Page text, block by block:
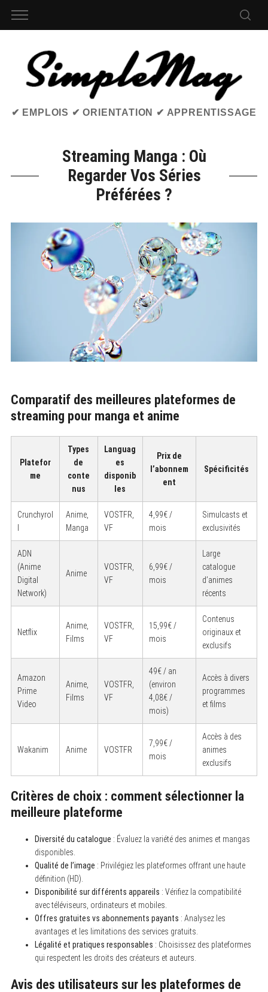
✔ EMPLOIS ✔ ORIENTATION ✔ APPRENTISSAGE
Streaming Manga : Où
Regarder Vos Séries
Préférées ?
Comparatif des meilleures plateformes de
streaming pour manga et anime
Platefor
me
Types
de
conte
nus
Languag
es
disponib
les
Prix de
l’abonnem
ent
Spécificités
Crunchyrol
Anime,
Manga
VOSTFR,
VF
4,99€ /
mois
Simulcasts et
exclusivités
ADN
(Anime
Digital
Network)
Anime
VOSTFR,
VF
6,99€ /
mois
Large
catalogue
d’animes
récents
Netflix
Anime,
Films
VOSTFR,
VF
15,99€ /
mois
Contenus
originaux et
exclusifs
Amazon
Prime
Video
Anime,
Films
VOSTFR,
VF
49€ / an
(environ
4,08€ /
mois)
Accès à divers
programmes
et films
Wakanim Anime VOSTFR
7,99€ /
mois
Accès à des
animes
exclusifs
Critères de choix : comment sélectionner la
meilleure plateforme
Diversité du catalogue : Évaluez la variété des animes et mangas
disponibles.
Qualité de l’image : Privilégiez les plateformes offrant une haute
définition (HD).
Disponibilité sur différents appareils : Vérifiez la compatibilité
avec téléviseurs, ordinateurs et mobiles.
Offres gratuites vs abonnements payants : Analysez les
avantages et les limitations des services gratuits.
Légalité et pratiques responsables : Choisissez des plateformes
qui respectent les droits des créateurs et auteurs.
Avis des utilisateurs sur les plateformes de